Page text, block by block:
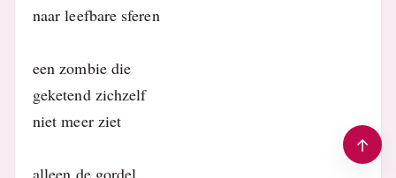
naar leefbare sferen
een zombie die
geketend zichzelf
niet meer ziet
alleen de gordel